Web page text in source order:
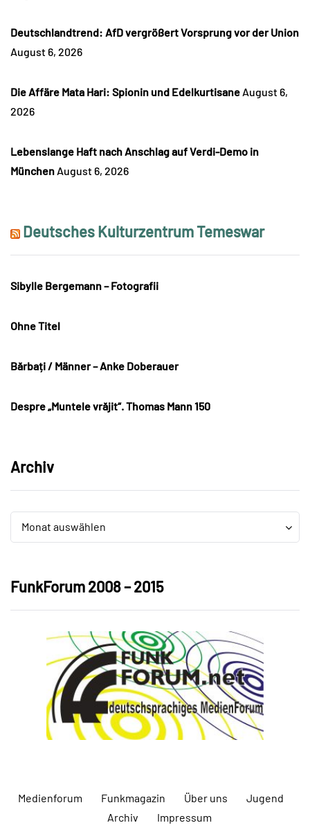
Deutschlandtrend: AfD vergrößert Vorsprung vor der Union
August 6, 2026
Die Affäre Mata Hari: Spionin und Edelkurtisane August 6,
2026
Lebenslange Haft nach Anschlag auf Verdi-Demo in
München August 6, 2026
Deutsches Kulturzentrum Temeswar
Sibylle Bergemann – Fotografii
Ohne Titel
Bărbați / Männer – Anke Doberauer
Despre „Muntele vrăjit“. Thomas Mann 150
Archiv
Archiv
Monat auswählen
Archiv
FunkForum 2008 – 2015
Medienforum Funkmagazin Über uns
Jugend
Archiv
Impressum